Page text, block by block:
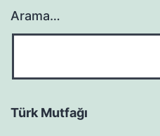
Arama…
Türk Mutfağı